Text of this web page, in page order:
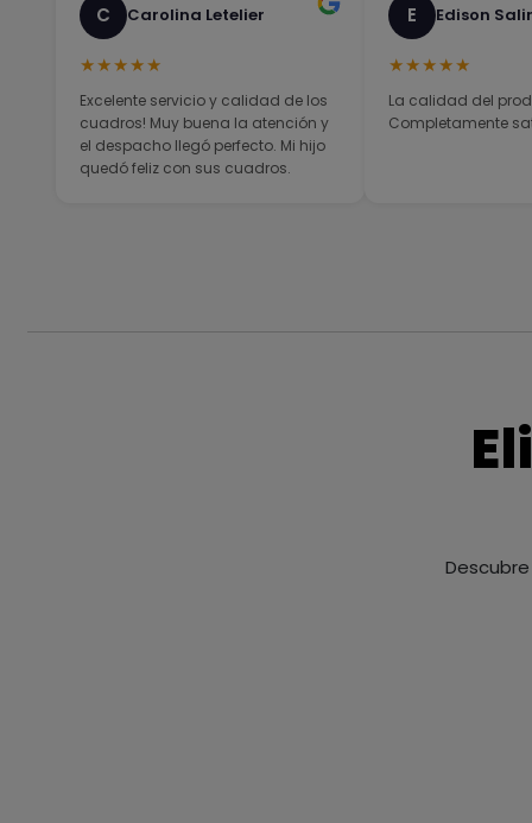
C Carolina Letelier
★★★★★
Excelente servicio y calidad de los
cuadros! Muy buena la atención y
el despacho llegó perfecto. Mi hijo
quedó feliz con sus cuadros.
E Edison
★★★★★
La calidad del
Completamente